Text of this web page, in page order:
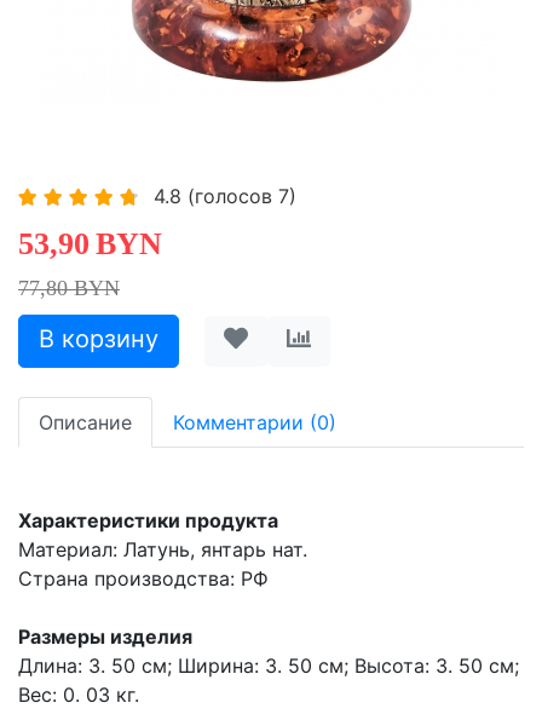
Хит
Хит
4.8 (голосов 7)
53,90 BYN
77,80 BYN
Описание Комментарии (0)
Характеристики продукта
Материал: Латунь, янтарь нат.
Страна производства: РФ
Размеры изделия
Длина: 3. 50 см; Ширина: 3. 50 см; Высота: 3. 50 см;
Вес: 0. 03 кг.